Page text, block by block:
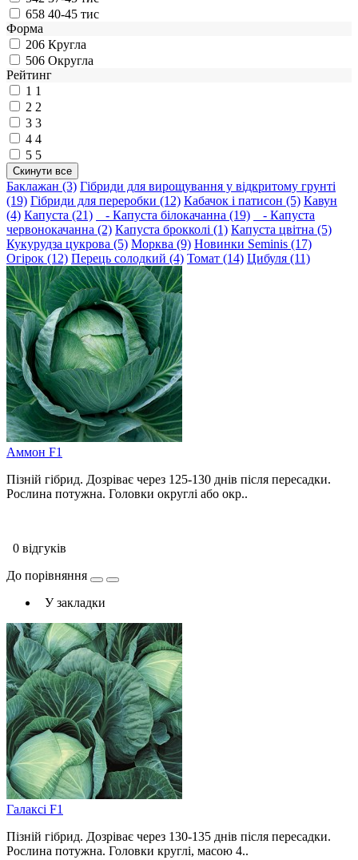
658 40-45 тис
Форма
206 Кругла
506 Округла
Рейтинг
1 1
2 2
3 3
4 4
5 5
Баклажан (3) Гібриди для вирощування у відкритому грунті
(19) Гібриди для переробки (12) Кабачок і патисон (5) Кавун
(4) Капуста (21) - Капуста білокачанна (19)
- Капуста
червонокачанна (2) Капуста брокколі (1) Капуста цвітна (5)
Кукурудза цукрова (5) Морква (9) Новинки Seminis (17)
Огірок (12) Перець солодкий (4) Томат (14) Цибуля (11)
Аммон F1
Пізній гібрид. Дозріває через 125-130 днів після пересадки.
Рослина потужна. Головки округлі або окр..
0 відгуків
До порівняння
У закладки
Галаксі F1
Пізній гібрид. Дозріває через 130-135 днів після пересадки.
Рослина потужна. Головки круглі, масою 4..